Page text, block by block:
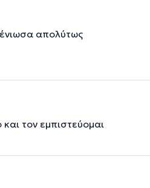
απολύτως
τον εμπιστεύομαι